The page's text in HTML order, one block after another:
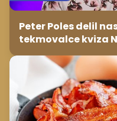
Peter Poles delil
tekmovalce kviza